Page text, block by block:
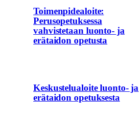
Toimenpidealoite:
Perusopetuksessa
vahvistetaan luonto- ja
erätaidon opetusta
Keskustelualoite luonto- ja
erätaidon opetuksesta